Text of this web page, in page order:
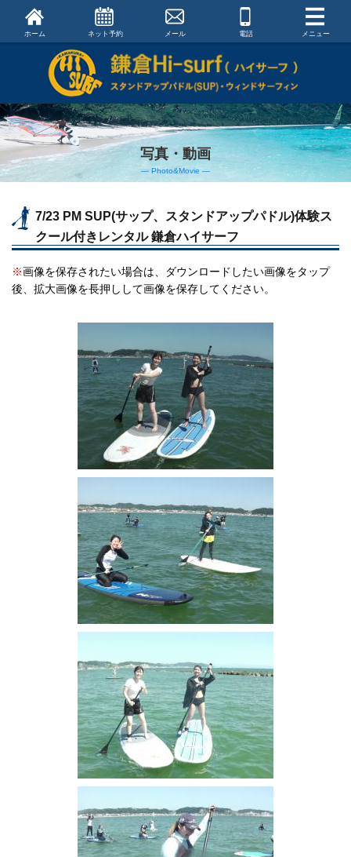
ホーム ネット予約 メール 電話 メニュー
写真・動画
― Photo&Movie ―
7/23 PM SUP(サップ、スタンドアップパドル)体験ス
クール付きレンタル 鎌倉ハイサーフ
※画像を保存されたい場合は、ダウンロードしたい画像をタップ
後、拡大画像を長押しして画像を保存してください。